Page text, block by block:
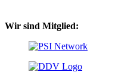
Wir sind Mitglied: